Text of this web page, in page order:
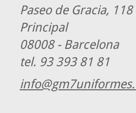
Paseo de Gracia, 118
Principal
08008 - Barcelona
tel. 93 393 81 81